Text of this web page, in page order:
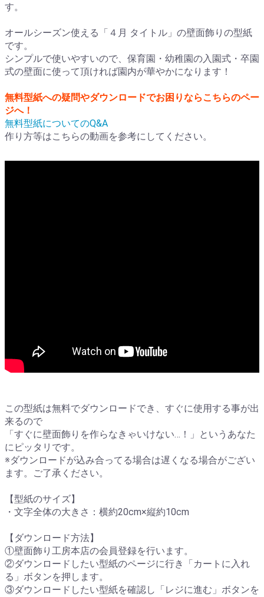
す。
オールシーズン使える「４月 タイトル」の壁面飾りの型紙
です。
シンプルで使いやすいので、保育園・幼稚園の入園式・卒園
式の壁面に使って頂ければ園内が華やかになります！
無料型紙への疑問やダウンロードでお困りならこちらのペー
ジへ！
無料型紙についてのQ&A
作り方等はこちらの動画を参考にしてください。
この型紙は無料でダウンロードでき、すぐに使用する事が出
来るので
「すぐに壁面飾りを作らなきゃいけない…！」というあなた
にピッタリです。
※ダウンロードが込み合ってる場合は遅くなる場合がござい
ます。ご了承ください。
【型紙のサイズ】
・文字全体の大きさ：横約20cm×縦約10cm
【ダウンロード方法】
①壁面飾り工房本店の会員登録を行います。
②ダウンロードしたい型紙のページに行き「カートに入れ
る」ボタンを押します。
③ダウンロードしたい型紙を確認し「レジに進む」ボタンを